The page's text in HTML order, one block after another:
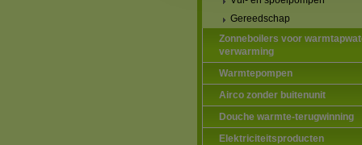
Gereedschap
Zonneboilers voor
verwarming
Warmtepompen
Airco zonder buitenunit
Douche warmte-terugwinning
Elektriciteitsproducten